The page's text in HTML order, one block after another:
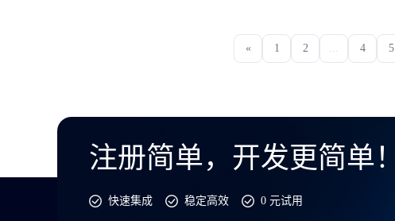
« 1 2 4 5
注册简单，开发更简单！
快速集成 稳定高效 0 元试用